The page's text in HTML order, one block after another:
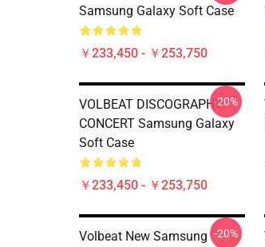
Samsung Galaxy Soft Case
￥233,450 - ￥253,750
VOLBEAT DISCOGRAPHY
CONCERT Samsung Galaxy
Soft Case
￥233,450 - ￥253,750
-20%
Volbeat New Samsung -20%